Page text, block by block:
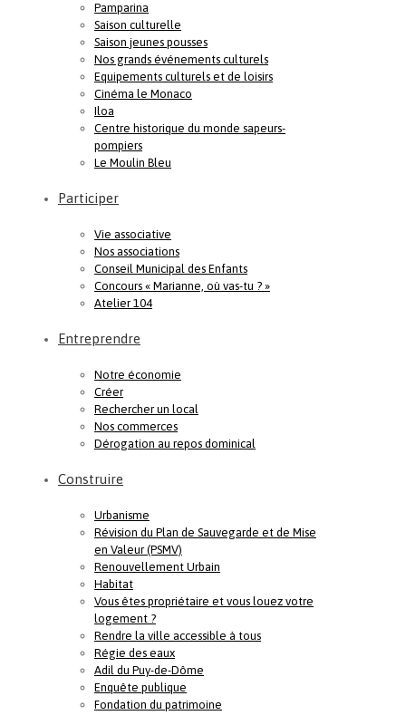
Pamparina
Saison culturelle
Saison jeunes pousses
Nos grands événements culturels
Equipements culturels et de loisirs
Cinéma le Monaco
Iloa
Centre historique du monde sapeurs-
pompiers
Le Moulin Bleu
Participer
Vie associative
Nos associations
Conseil Municipal des Enfants
Concours « Marianne, où vas-tu ? »
Atelier 104
Entreprendre
Notre économie
Créer
Rechercher un local
Nos commerces
Dérogation au repos dominical
Construire
Urbanisme
Révision du Plan de Sauvegarde et de Mise
en Valeur (PSMV)
Renouvellement Urbain
Habitat
Vous êtes propriétaire et vous louez votre
logement ?
Rendre la ville accessible à tous
Régie des eaux
Adil du Puy-de-Dôme
Enquête publique
Fondation du patrimoine